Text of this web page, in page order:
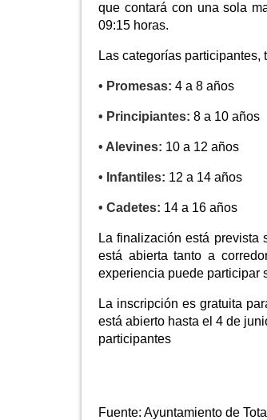
que contará con una sola
09:15 horas.
Las categorías participantes,
• Promesas: 4 a 8 años
• Principiantes: 8 a 10 años
• Alevines: 10 a 12 años
• Infantiles: 12 a 14 años
• Cadetes: 14 a 16 años
La finalización está prevista
está abierta tanto a
experiencia puede participar
La inscripción es gratuita
está abierto hasta el 4 de
participantes
Fuente: Ayuntamiento de